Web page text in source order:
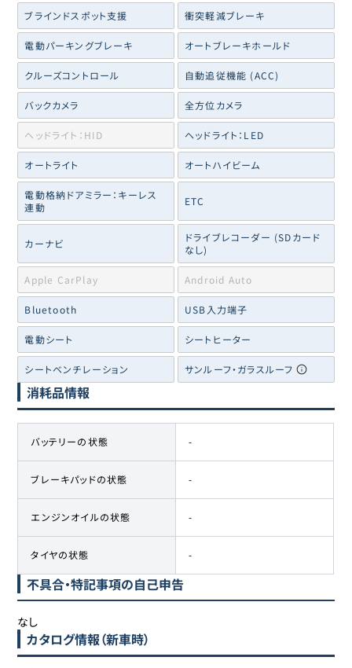
ブラインドスポット支援 衝突軽減ブレーキ
電動パーキングブレーキ オートブレーキホールド
クルーズコントロール 自動追従機能 (ACC)
バックカメラ 全方位カメラ
ヘッドライト：HID ヘッドライト：LED
オートライト オートハイビーム
電動格納ドアミラー：キーレス
連動
ETC
カーナビ
ドライブレコーダー (SDカード
なし)
Apple CarPlay Android Auto
Bluetooth USB入力端子
電動シート シートヒーター
シートベンチレーション サンルーフ・ガラスルーフ
消耗品情報
バッテリーの状態 -
ブレーキパッドの状態 -
エンジンオイルの状態 -
タイヤの状態 -
不具合・特記事項の自己申告
なし
カタログ情報（新車時）